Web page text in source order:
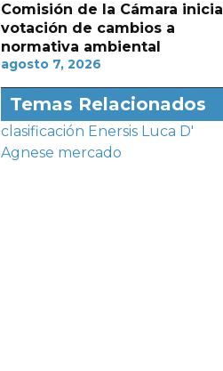
Comisión de la Cámara inicia
votación de cambios a
normativa ambiental
agosto 7, 2026
Temas Relacionados
clasificación Enersis Luca D'
Agnese mercado